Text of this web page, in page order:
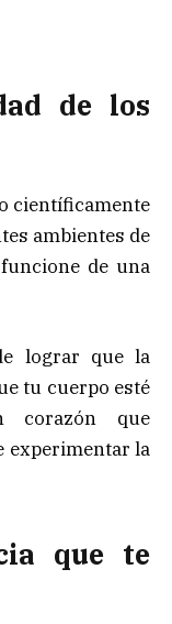
de los
científicamente
ambientes de
de una
lograr que la
tu cuerpo esté
corazón que
experimentar la
que te